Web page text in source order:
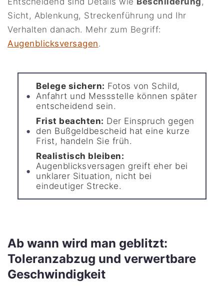
Sicht, Ablenkung, Streckenführung und Ihr
Verhalten danach. Mehr zum Begriff:
Augenblicksversagen.
Belege sichern: Fotos von Schild,
Anfahrt und Messstelle können später
entscheidend sein.
Frist beachten: Der Einspruch gegen
den Bußgeldbescheid hat eine kurze
Frist, handeln Sie früh.
Realistisch bleiben:
Augenblicksversagen greift eher bei
unklarer Situation, nicht bei
eindeutiger Strecke.
Ab wann wird man geblitzt:
Toleranzabzug und verwertbare
Geschwindigkeit